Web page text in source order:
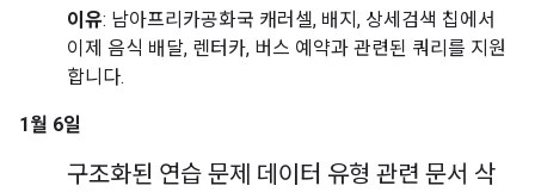
이유: 남아프리카공화국 캐러셀, 배지, 상세검색 칩에서
이제 음식 배달, 렌터카, 버스 예약과 관련된 쿼리를 지원
합니다.
1월 6일
구조화된 연습 문제 데이터 유형 관련 문서 삭